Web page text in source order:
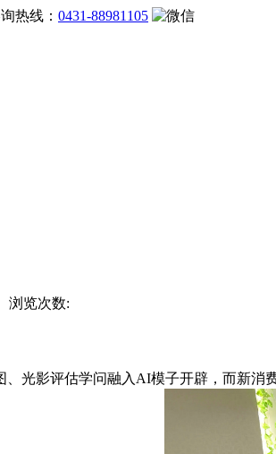
热线： 0431-88981105
浏览次数:
影评估学问融入AI模子开辟，而新消